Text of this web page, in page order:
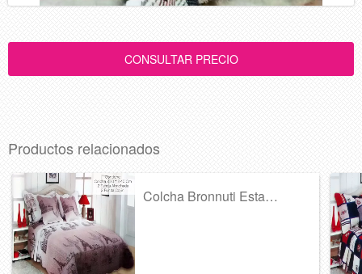
Productos relacionados
Colcha Bronnuti Estampada Ref 377